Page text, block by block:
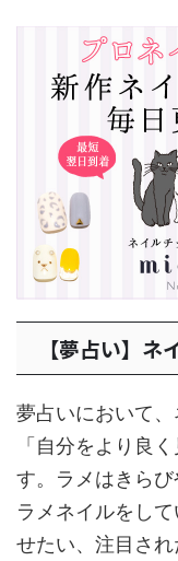
【夢占い】ネ
夢占いにおいて
「自分をより良
す。ラメはきら
ラメネイルをし
せたい、注目さ